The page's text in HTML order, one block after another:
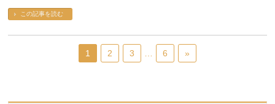
この記事を読む
1 2 3 6 »